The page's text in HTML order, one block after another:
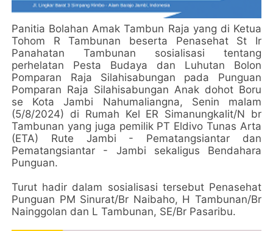
Panitia Bolahan Amak Tambun Raja yang di Ketua
Tohom R Tambunan beserta Penasehat St Ir
Panahatan Tambunan sosialisasi tentang
perhelatan Pesta Budaya dan Luhutan Bolon
Pomparan Raja Silahisabungan pada Punguan
Pomparan Raja Silahisabungan Anak dohot Boru
se Kota Jambi Nahumaliangna, Senin malam
(5/8/2024) di Rumah Kel ER Simanungkalit/N br
Tambunan yang juga pemilik PT Eldivo Tunas Arta
(ETA) Rute Jambi - Pematangsiantar dan
Pematangsiantar - Jambi sekaligus Bendahara
Punguan.
Turut hadir dalam sosialisasi tersebut Penasehat
Punguan PM Sinurat/Br Naibaho, H Tambunan/Br
Nainggolan dan L Tambunan, SE/Br Pasaribu.